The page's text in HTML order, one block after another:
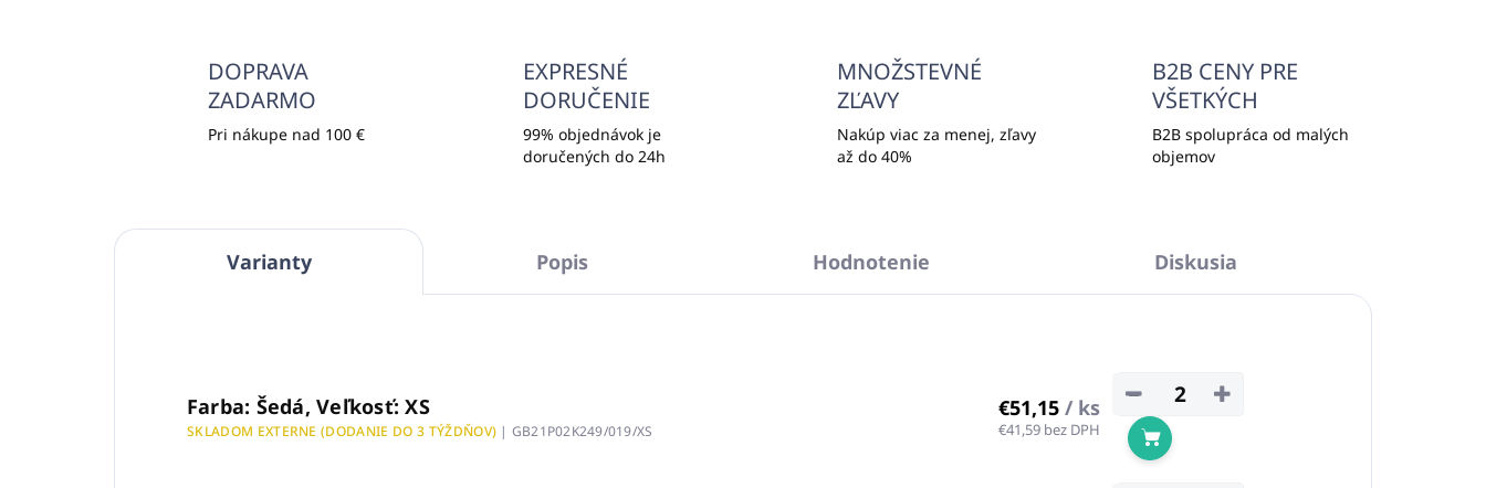
DOPRAVA
ZADARMO
Pri nákupe nad 100 €
EXPRESNÉ
DORUČENIE
99% objednávok je
doručených do 24h
MNOŽSTEVNÉ
ZĽAVY
Nakúp viac za menej, zľavy
až do 40%
B2B CENY PRE
VŠETKÝCH
B2B spolupráca od malých
objemov
Varianty Popis Hodnotenie Diskusia
Farba: Šedá, Veľkosť: XS
SKLADOM EXTERNE (DODANIE DO 3 TÝŽDŇOV) | GB21P02K249/019/XS
€51,15 / ks
€41,59 bez DPH
+
−
Do košíka